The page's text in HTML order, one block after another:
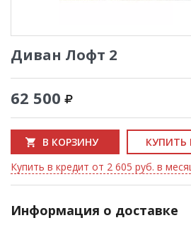
Диван Лофт 2
62 500
В КОРЗИНУ
КУПИТЬ
Купить в кредит от 2 605 руб. в
Информация о доставке